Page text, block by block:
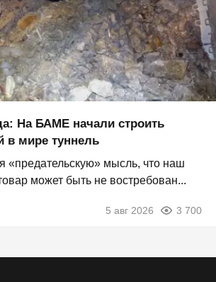
На БАМЕ начали строить
в мире туннель
«предательскую» мысль, что наш
может быть не востребован...
5 авг 2026 3 700